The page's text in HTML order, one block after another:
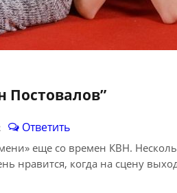
Постовалов”
Ответить
еще со времен КВН.
нравится, когда на сцену